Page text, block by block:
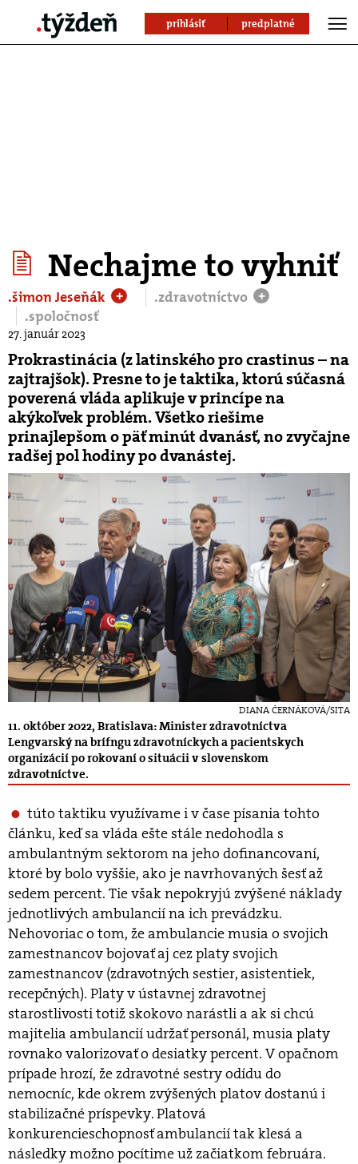
prihlásiť predplatné
Nechajme to vyhniť
.šimon Jeseňák + .zdravotníctvo +
.spoločnosť
27. január 2023
Prokrastinácia (z latinského pro crastinus – na
zajtrajšok). Presne to je taktika, ktorú súčasná
poverená vláda aplikuje v princípe na
akýkoľvek problém. Všetko riešime
prinajlepšom o päť minút dvanásť, no zvyčajne
radšej pol hodiny po dvanástej.
DIANA ČERNÁKOVÁ/SITA
11. október 2022, Bratislava: Minister zdravotníctva
Lengvarský na brífngu zdravotníckych a pacientskych
organizácií po rokovaní o situácii v slovenskom
zdravotníctve.
túto taktiku využívame i v čase písania tohto
článku, keď sa vláda ešte stále nedohodla s
ambulantným sektorom na jeho dofinancovaní,
ktoré by bolo vyššie, ako je navrhovaných šesť až
sedem percent. Tie však nepokryjú zvýšené náklady
jednotlivých ambulancií na ich prevádzku.
Nehovoriac o tom, že ambulancie musia o svojich
zamestnancov bojovať aj cez platy svojich
zamestnancov (zdravotných sestier, asistentiek,
recepčných). Platy v ústavnej zdravotnej
starostlivosti totiž skokovo narástli a ak si chcú
majitelia ambulancií udržať personál, musia platy
rovnako valorizovať o desiatky percent. V opačnom
prípade hrozí, že zdravotné sestry odídu do
nemocníc, kde okrem zvýšených platov dostanú i
stabilizačné príspevky. Platová
konkurencieschopnosť ambulancií tak klesá a
následky možno pocítime už začiatkom februára.